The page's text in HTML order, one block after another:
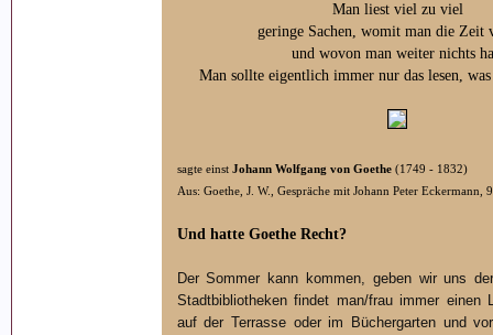
Man liest viel zu viel
geringe Sachen, womit man die Zeit
und wovon man weiter nichts
Man sollte eigentlich immer nur das lesen,
sagte einst Johann Wolfgang von Goethe(1749 - 1832)
Aus: Goethe, J. W., Gespräche mit Johann Peter Eckermann,
Und hatte Goethe Recht?
Der Sommer kann kommen, geben wir uns
Stadtbibliotheken findet man/frau immer einen
auf der Terrasse oder im Büchergarten und